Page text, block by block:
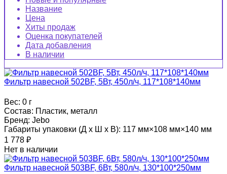
Название
Цена
Хиты продаж
Оценка покупателей
Дата добавления
В наличии
Фильтр навесной 502BF, 5Вт, 450л/ч, 117*108*140мм
Вес: 0 г
Состав: Пластик, металл
Бренд: Jebo
Габариты упаковки (Д х Ш х В): 117 мм×108 мм×140 мм
1 778 ₽
Нет в наличии
Фильтр навесной 503BF, 6Вт, 580л/ч, 130*100*250мм